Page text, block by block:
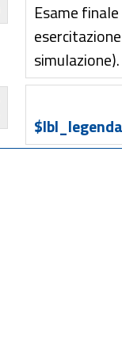
Esame
simulazione).